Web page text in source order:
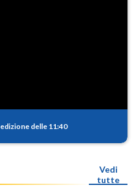
edizione delle 11:40
Vedi
tutte